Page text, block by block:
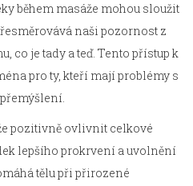
během masáže mohou sloužit
naši pozornost z
co je tady a teď. Tento přístup k
pro ty, kteří mají problémy s
pozitivně ovlivnit celkové
lepšího prokrvení a uvolnění
tělu při přirozené